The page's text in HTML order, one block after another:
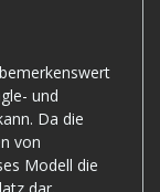
und
Da die
von
Modell die